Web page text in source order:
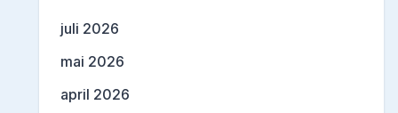
juli 2026
mai 2026
april 2026